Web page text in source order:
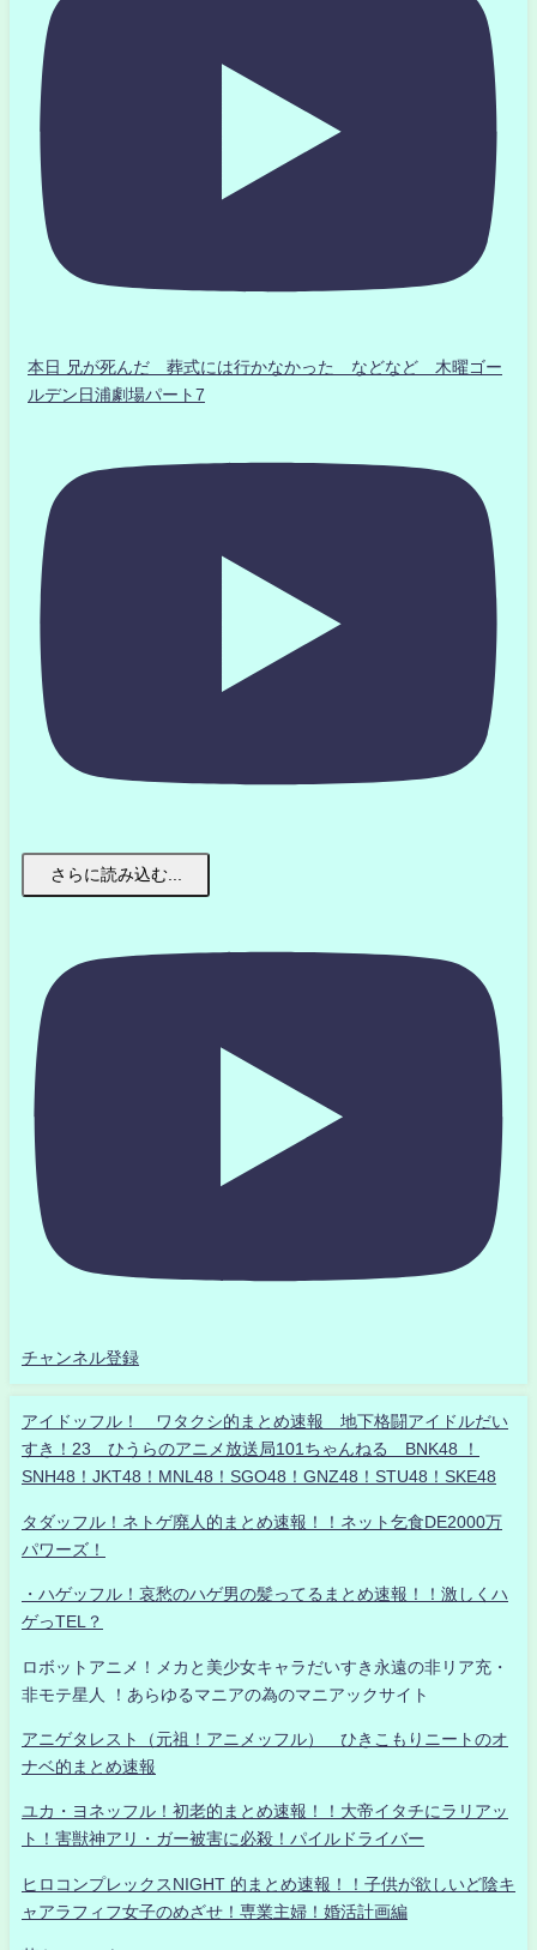
本日 兄が死んだ 葬式には行かなかった などなど 木曜ゴー
ルデン日浦劇場パート7
さらに読み込む...
チャンネル登録
アイドッフル！ ワタクシ的まとめ速報 地下格闘アイドルだい
すき！23 ひうらのアニメ放送局101ちゃんねる BNK48 ！
SNH48！JKT48！MNL48！SGO48！GNZ48！STU48！SKE48
タダッフル！ネトゲ廃人的まとめ速報！！ネット乞食DE2000万
パワーズ！
・ハゲッフル！哀愁のハゲ男の髪ってるまとめ速報！！激しくハ
ゲっTEL？
ロボットアニメ！メカと美少女キャラだいすき永遠の非リア充・
非モテ星人 ！あらゆるマニアの為のマニアックサイト
アニゲタレスト（元祖！アニメッフル） ひきこもりニートのオ
ナベ的まとめ速報
ユカ・ヨネッフル！初老的まとめ速報！！大帝イタチにラリアッ
ト！害獣神アリ・ガー被害に必殺！パイルドライバー
ヒロコンプレックスNIGHT 的まとめ速報！！子供が欲しいど陰キ
ャアラフィフ女子のめざせ！専業主婦！婚活計画編